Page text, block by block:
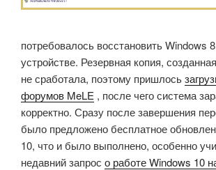
потребовалось восстановить Windows
устройстве. Резервная копия,
не сработала, поэтому пришлось
форумов MeLE , после чего система
корректно. Сразу после завершения
было предложено бесплатное
10, что и было выполнено, особенно
недавний запрос о работе Windows 10